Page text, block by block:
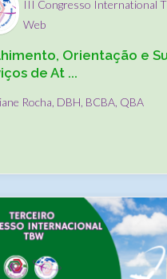
III Congresso International
Web
Orientação e
de At ...
Rocha, DBH, BCBA, QBA